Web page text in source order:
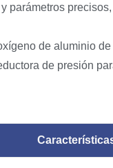
parámetros
de aluminio
de presión